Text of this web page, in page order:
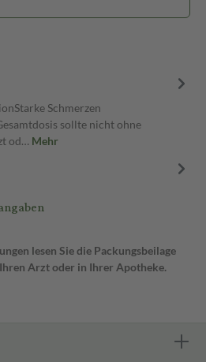
Schmerzen
sollte nicht ohne
od… Mehr
lesen Sie die Packungsbeilage
Arzt oder in Ihrer Apotheke.